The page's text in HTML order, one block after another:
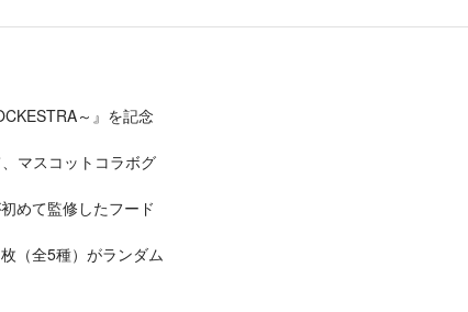
～』を記念
マスコットコラボグ
めて監修したフード
（全5種）がランダム